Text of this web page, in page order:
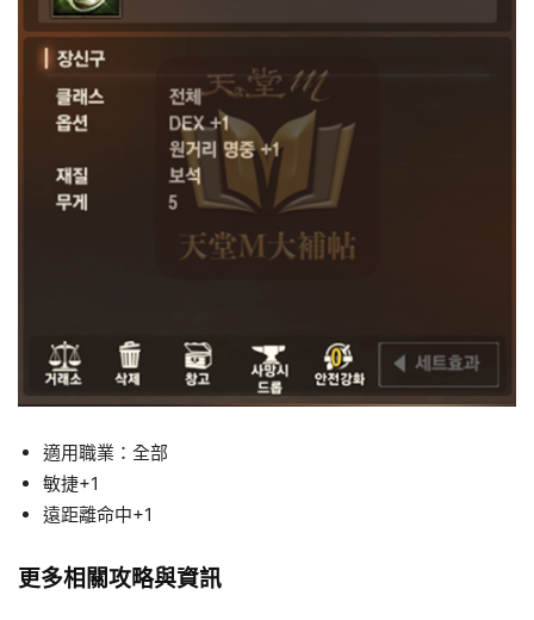
適用職業：全部
敏捷+1
遠距離命中+1
更多相關攻略與資訊